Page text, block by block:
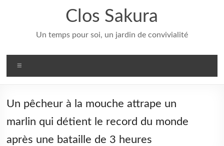
Clos Sakura
Un temps pour soi, un jardin de convivialité
Un pêcheur à la mouche attrape un
marlin qui détient le record du monde
après une bataille de 3 heures